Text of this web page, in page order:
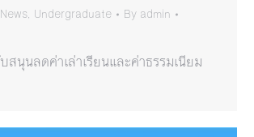
, Undergraduate By admin
นุนลดค่าเล่าเรียนและค่าธรรมเนียม